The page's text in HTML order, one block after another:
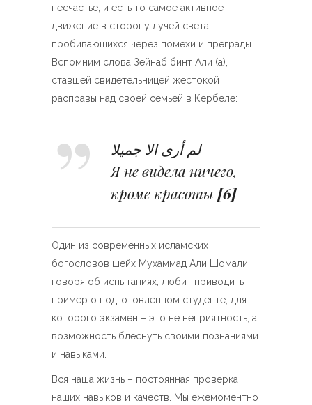
несчастье, и есть то самое активное
движение в сторону лучей света,
пробивающихся через помехи и преграды.
Вспомним слова Зейнаб бинт Али (а),
ставшей свидетельницей жестокой
расправы над своей семьей в Кербеле:
لم أرى الا جميلا
Я не видела ничего,
кроме красоты [6]
Один из современных исламских
богословов шейх Мухаммад Али Шомали,
говоря об испытаниях, любит приводить
пример о подготовленном студенте, для
которого экзамен – это не неприятность, а
возможность блеснуть своими познаниями
и навыками.
Вся наша жизнь – постоянная проверка
наших навыков и качеств. Мы ежемоментно